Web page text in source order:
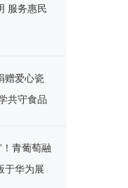
服务惠民
赠爱心瓷
共守食品
！青葡萄融
于华为展